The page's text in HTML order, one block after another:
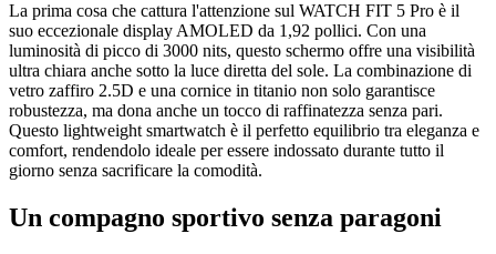
La prima cosa che cattura l'attenzione sul WATCH FIT 5 Pro è il
suo eccezionale display AMOLED da 1,92 pollici. Con una
luminosità di picco di 3000 nits, questo schermo offre una visibilità
ultra chiara anche sotto la luce diretta del sole. La combinazione di
vetro zaffiro 2.5D e una cornice in titanio non solo garantisce
robustezza, ma dona anche un tocco di raffinatezza senza pari.
Questo lightweight smartwatch è il perfetto equilibrio tra eleganza e
comfort, rendendolo ideale per essere indossato durante tutto il
giorno senza sacrificare la comodità.
Un compagno sportivo senza paragoni